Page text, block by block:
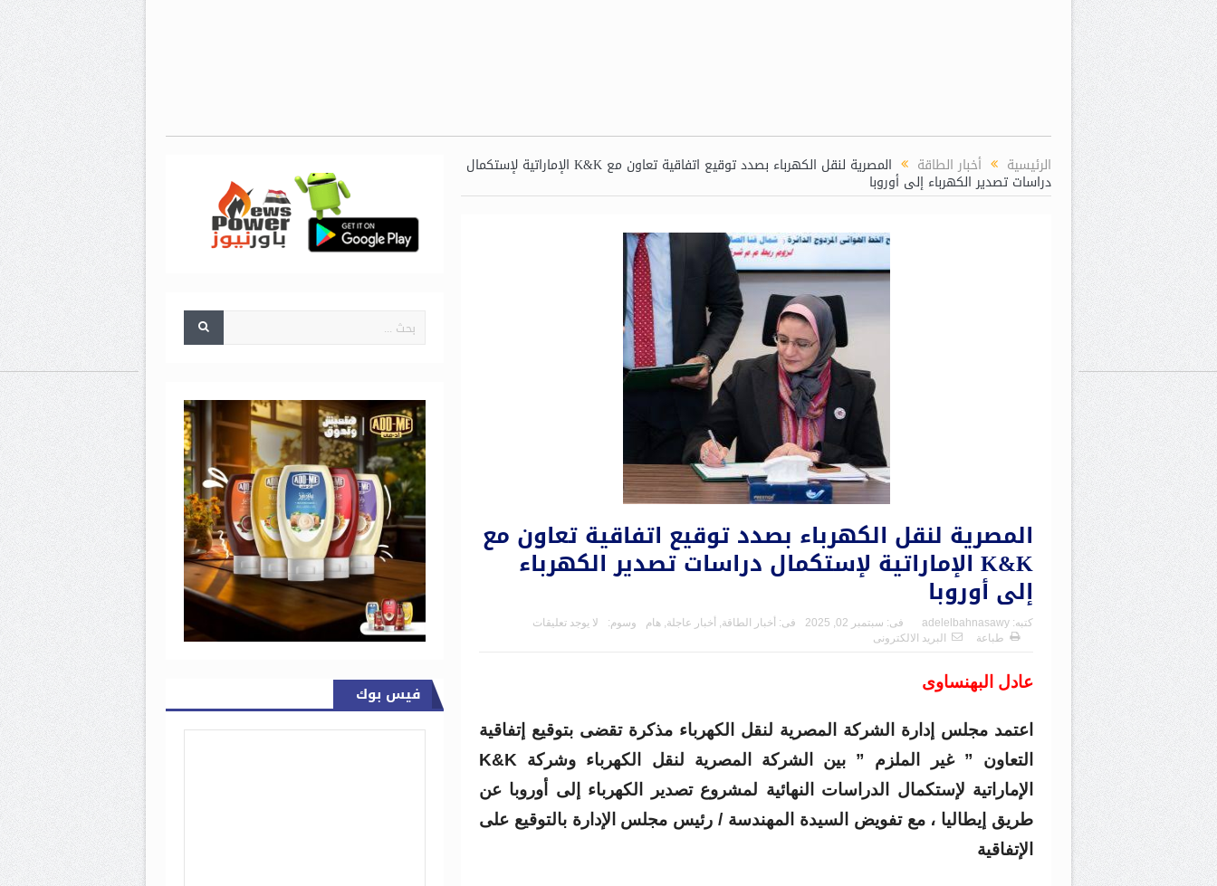
الرئيسية أخبار الطاقة المصرية لنقل الكهرباء بصدد توقيع اتفاقية تعاون مع K&K الإماراتية لإستكمال
دراسات تصدير الكهرباء إلى أوروبا
المصرية لنقل الكهرباء بصدد توقيع اتفاقية تعاون مع
K&K الإماراتية لإستكمال دراسات تصدير الكهرباء
إلى أوروبا
كتبه: adelelbahnasawy فى: سبتمبر 02, 2025 فى: أخبار الطاقة أخبار عاجلة هام وسوم:
لا يوجد تعليقات
طباعة
البريد الالكترونى
عادل البهنساوى
اعتمد مجلس إدارة الشركة المصرية لنقل الكهرباء مذكرة تقضى بتوقيع إتفاقية
التعاون ” غير الملزم ” بين الشركة المصرية لنقل الكهرباء وشركة K&K
الإماراتية لإستكمال الدراسات النهائية لمشروع تصدير الكهرباء إلى أوروبا عن
طريق إيطاليا ، مع تفويض السيدة المهندسة / رئيس مجلس الإدارة بالتوقيع على
الإتفاقية
فيس بوك